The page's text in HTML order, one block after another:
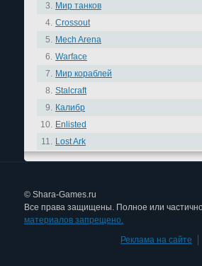
3. Мир танков
4. Crossout
5. Mech Arena
6. Warface
7. Мир кораблей
8. Stalcraft
9. Калибр
10. Enlisted
11. Lost Ark
© Shara-Games.ru
Все права защищены. Полное или
материалов запрещено.
Реклама на сайте